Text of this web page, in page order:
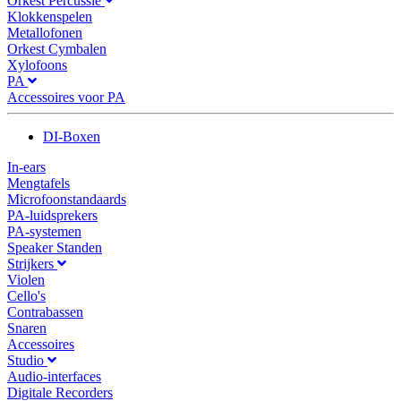
Klokkenspelen
Metallofonen
Orkest Cymbalen
Xylofoons
PA
Accessoires voor PA
DI-Boxen
In-ears
Mengtafels
Microfoonstandaards
PA-luidsprekers
PA-systemen
Speaker Standen
Strijkers
Violen
Cello's
Contrabassen
Snaren
Accessoires
Studio
Audio-interfaces
Digitale Recorders